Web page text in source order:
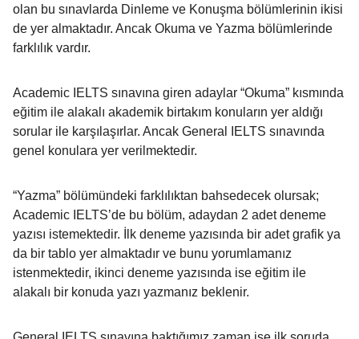
olan bu sınavlarda Dinleme ve Konuşma bölümlerinin ikisi
de yer almaktadır. Ancak Okuma ve Yazma bölümlerinde
farklılık vardır.
Academic IELTS sınavına giren adaylar “Okuma” kısmında
eğitim ile alakalı akademik birtakım konuların yer aldığı
sorular ile karşılaşırlar. Ancak General IELTS sınavında
genel konulara yer verilmektedir.
“Yazma” bölümündeki farklılıktan bahsedecek olursak;
Academic IELTS’de bu bölüm, adaydan 2 adet deneme
yazısı istemektedir. İlk deneme yazısında bir adet grafik ya
da bir tablo yer almaktadır ve bunu yorumlamanız
istenmektedir, ikinci deneme yazısında ise eğitim ile
alakalı bir konuda yazı yazmanız beklenir.